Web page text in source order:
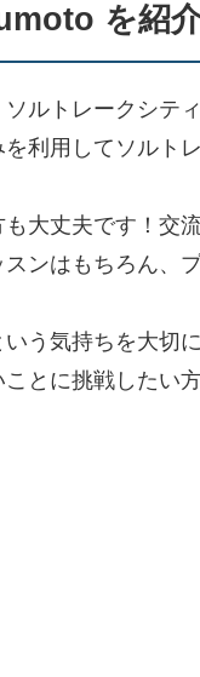
を紹
ルトレークシテ
利用してソルト
大丈夫です！交
ンはもちろん、
う気持ちを大切
とに挑戦したい